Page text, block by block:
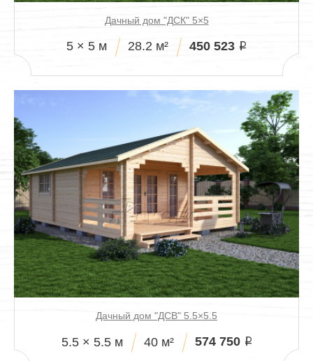
Дачный дом "ДСК" 5×5
5 × 5 м 28.2 м² 450 523 i
Дачный дом "ДСВ" 5.5×5.5
5.5 × 5.5 м 40 м² 574 750 i